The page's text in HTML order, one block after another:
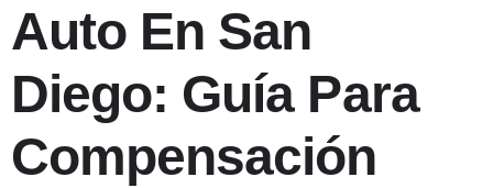
Auto En San
Diego: Guía Para
Compensación